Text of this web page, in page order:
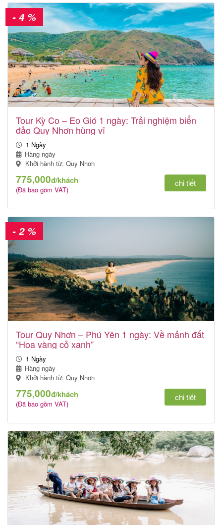
- 4 %
Tour Kỳ Co – Eo Gió 1 ngày: Trải nghiệm biển
đảo Quy Nhơn hùng vĩ
1 Ngày
Hàng ngày
Khởi hành từ: Quy Nhơn
775,000đ/khách
(Đã bao gồm VAT)
chi tiết
- 2 %
Tour Quy Nhơn – Phú Yên 1 ngày: Về mảnh đất
“Hoa vàng cỏ xanh”
1 Ngày
Hàng ngày
Khởi hành từ: Quy Nhơn
775,000đ/khách
(Đã bao gồm VAT)
chi tiết